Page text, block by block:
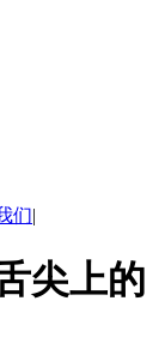
们|
尖上的